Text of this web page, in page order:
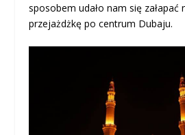
sposobem udało nam się załapać
przejażdżkę po centrum Dubaju.